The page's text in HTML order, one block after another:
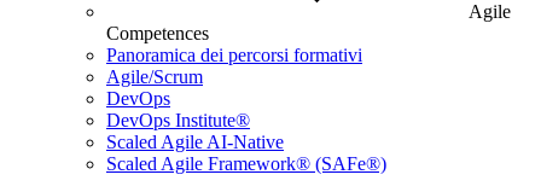
Agile
Competences
Panoramica dei percorsi formativi
Agile/Scrum
DevOps
DevOps Institute®
Scaled Agile AI-Native
Scaled Agile Framework® (SAFe®)